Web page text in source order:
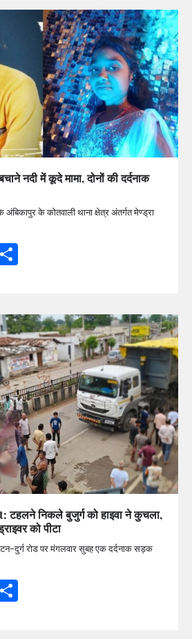
नदी में कूदे मामा, दोनों की दर्दनाक
के कोतवाली थाना क्षेत्र अंतर्गत मेण्ड्रा
निकले बुजुर्ग को हाइवा ने कुचला,
को पीटा
दुर्ग रोड पर मंगलवार सुबह एक दर्दनाक सड़क